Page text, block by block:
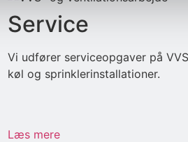
Service
Vi udfører serviceopgaver på
køl og sprinklerinstallationer.
Læs mere